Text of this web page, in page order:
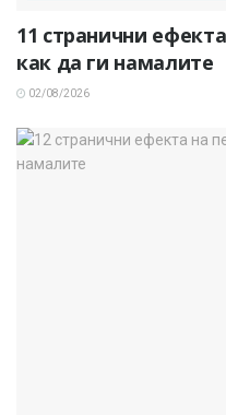
11 странични
как да ги намалите
02/08/2026